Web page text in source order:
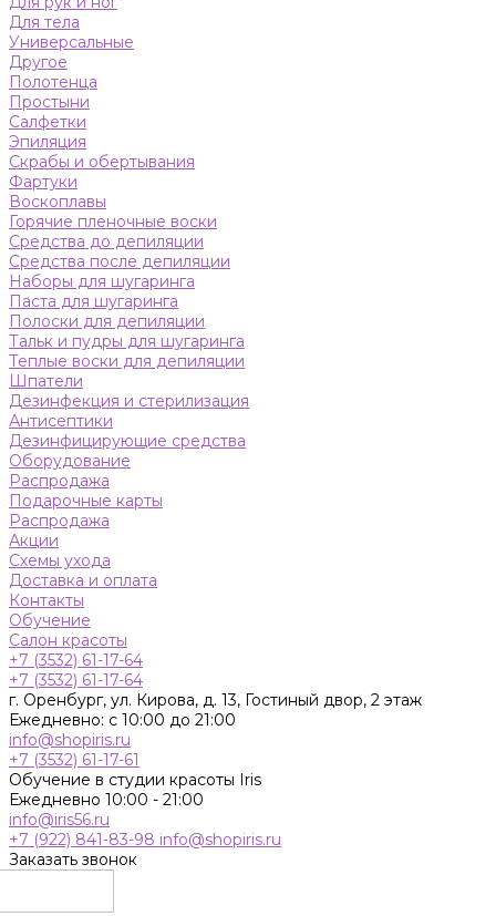
Для тела
Универсальные
Другое
Полотенца
Простыни
Салфетки
Эпиляция
Скрабы и обертывания
Фартуки
Воскоплавы
Горячие пленочные воски
Средства до депиляции
Средства после депиляции
Наборы для шугаринга
Паста для шугаринга
Полоски для депиляции
Тальк и пудры для шугаринга
Теплые воски для депиляции
Шпатели
Дезинфекция и стерилизация
Антисептики
Дезинфицирующие средства
Оборудование
Распродажа
Подарочные карты
Распродажа
Акции
Схемы ухода
Доставка и оплата
Контакты
Обучение
Салон красоты
+7 (3532) 61-17-64
+7 (3532) 61-17-64
г. Оренбург, ул. Кирова, д. 13, Гостиный двор, 2 этаж
Ежедневно: с 10:00 до 21:00
info@shopiris.ru
+7 (3532) 61-17-61
Обучение в студии красоты Iris
Ежедневно 10:00 - 21:00
info@iris56.ru
+7 (922) 841-83-98 info@shopiris.ru
Заказать звонок